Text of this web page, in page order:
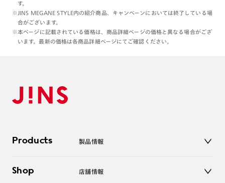
す。
※JINS MEGANE STYLE内の紹介商品、キャンペーンにおいては終了している場
合がございます。
※本ページに記載されている価格は、商品詳細ページの価格と異なる場合がござ
います。最新の価格は各商品詳細ページにてご確認ください。
Products 製品情報
サングラス
Shop 店舗情報